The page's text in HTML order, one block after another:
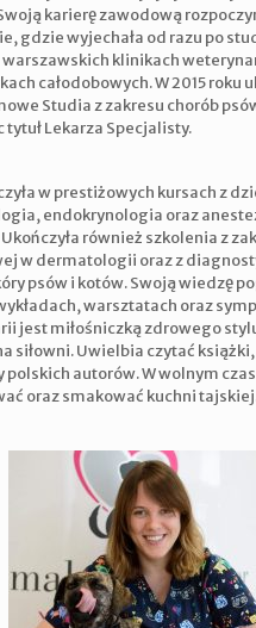
karierę zawodową
gdzie wyjechała od razu po
warszawskich klinikach
całodobowych. W 2015 roku
Studia z zakresu chorób
tytuł Lekarza Specjalisty.
w prestiżowych kursach z
endokrynologia oraz
również szkolenia z
w dermatologii oraz z
psów i kotów. Swoją wiedzę
warsztatach oraz
jest miłośniczką zdrowego
siłowni. Uwielbia czytać książki,
polskich autorów. W wolnym
oraz smakować kuchni